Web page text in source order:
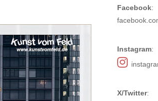
Facebook:
Instagram:
X/Twitter: